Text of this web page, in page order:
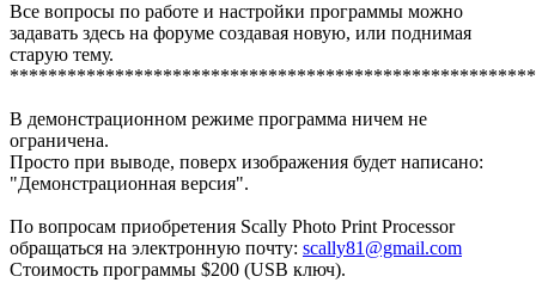
Все вопросы по работе и настройки программы можно
задавать здесь на форуме создавая новую, или поднимая
старую тему.
В демонстрационном режиме программа ничем не
ограничена.
Просто при выводе, поверх изображения будет написано:
"Демонстрационная версия".
По вопросам приобретения Scally Photo Print Processor
обращаться на электронную почту: scally81@gmail.com
Стоимость программы $200 (USB ключ).